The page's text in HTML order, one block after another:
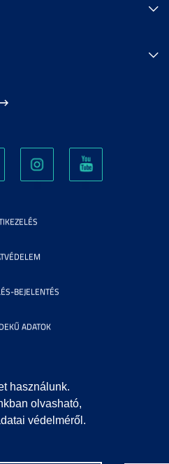
használunk.
olvasható,
védelméről.
MINDEN JOG FENNTARTVA.
BEJELENTÉS
ADATOK